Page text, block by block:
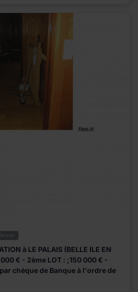
à LE PALAIS (BELLE ILE EN
€ - 2ème LOT : ;150 000 € -
chèque de Banque à l'ordre de